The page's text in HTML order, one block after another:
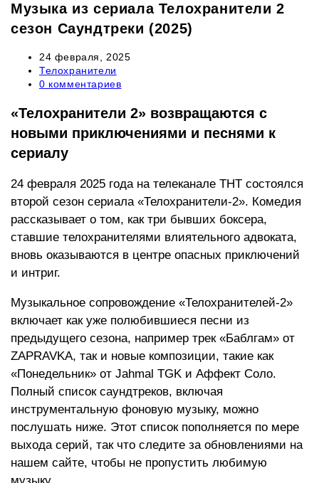
Музыка из сериала Телохранители 2
сезон Саундтреки (2025)
Запись
опубликована:
24 февраля, 2025
Рубрика
записи:
Телохранители
Комментарии
записи:
0 комментариев
«Телохранители 2» возвращаются с
новыми приключениями и песнями к
сериалу
24 февраля 2025 года на телеканале ТНТ состоялся
второй сезон сериала «Телохранители-2». Комедия
рассказывает о том, как три бывших боксера,
ставшие телохранителями влиятельного адвоката,
вновь оказываются в центре опасных приключений
и интриг.
Музыкальное сопровождение «Телохранителей-2»
включает как уже полюбившиеся песни из
предыдущего сезона, например трек «Баблгам» от
ZAPRAVKA, так и новые композиции, такие как
«Понедельник» от Jahmal TGK и Аффект Соло.
Полный список саундтреков, включая
инструментальную фоновую музыку, можно
послушать ниже. Этот список пополняется по мере
выхода серий, так что следите за обновлениями на
нашем сайте, чтобы не пропустить любимую